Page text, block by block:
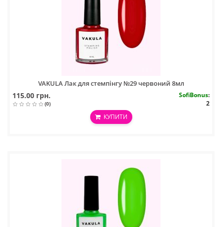
VAKULA Лак для стемпінгу №29 червоний 8мл
115.00 грн.
(0)
SofiBonus:
2
КУПИТИ